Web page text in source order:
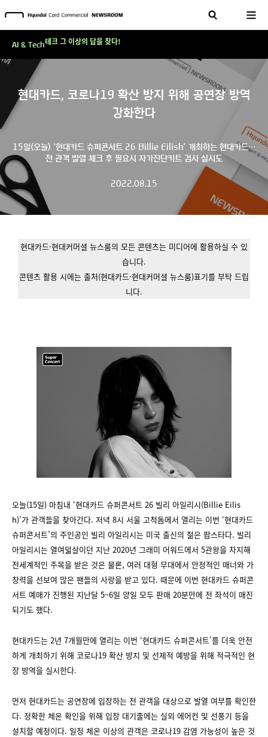
현대카드, 코로나19 확산 방지 위해 공연장 방역
강화한다
15일(오늘) ‘현대카드 슈퍼콘서트 26 Billie Eilish’ 개최하는 현대카드∙∙∙
전 관객 발열 체크 후 필요시 자가진단키트 검사 실시도
2022.08.15
현대카드·현대커머셜 뉴스룸의 모든 콘텐츠는 미디어에 활용하실 수 있
습니다.
콘텐츠 활용 시에는 출처(현대카드·현대커머셜 뉴스룸)표기를 부탁 드립
니다.
오늘(15일) 마침내 ‘현대카드 슈퍼콘서트 26 빌리 아일리시(Billie Eilis
h)’가 관객들을 찾아간다. 저녁 8시 서울 고척돔에서 열리는 이번 ‘현대카드
슈퍼콘서트’의 주인공인 빌리 아일리시는 미국 출신의 젊은 팝스타다. 빌리
아일리시는 열여덟살이던 지난 2020년 그래미 어워드에서 5관왕을 차지해
전세계적인 주목을 받은 것은 물론, 여러 대형 무대에서 안정적인 매너와 가
창력을 선보여 많은 팬들의 사랑을 받고 있다. 때문에 이번 현대카드 슈퍼콘
서트 예매가 진행된 지난달 5~6일 양일 모두 판매 20분만에 전 좌석이 매진
되기도 했다.
현대카드는 2년 7개월만에 열리는 이번 ‘현대카드 슈퍼콘서트’를 더욱 안전
하게 개최하기 위해 코로나19 확산 방지 및 선제적 예방을 위해 적극적인 현
장 방역을 실시한다.
먼저 현대카드는 공연장에 입장하는 전 관객을 대상으로 발열 여부를 확인한
다. 정확한 체온 확인을 위해 입장 대기줄에는 실외 에어컨 및 선풍기 등을
설치할 예정이다. 일정 체온 이상의 관객은 코로나19 감염 가능성이 높은 것
AI & Tech테크 그 이상의 답을 찾다!
현대카드, 스테이블코인 국제송금 실제 도입 가능한 수준 준비 마쳐
테크 그 이상의 답을 찾다!